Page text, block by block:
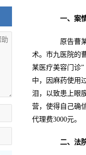
一、案
原告曹某
术。市九医院的
某医疗美容门诊
中，因麻药使用
泪，以致患上眼
营，使得自己确
代理费3000元。
二、法